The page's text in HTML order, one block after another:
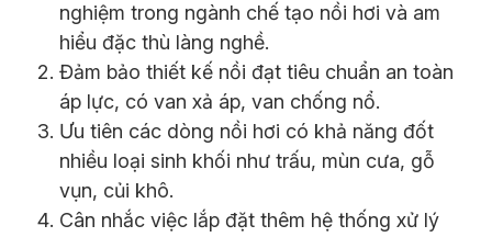
nghiệm trong ngành chế tạo nồi hơi và am
hiểu đặc thù làng nghề.
Đảm bảo thiết kế nồi đạt tiêu chuẩn an toàn
áp lực, có van xả áp, van chống nổ.
Ưu tiên các dòng nồi hơi có khả năng đốt
nhiều loại sinh khối như trấu, mùn cưa, gỗ
vụn, củi khô.
Cân nhắc việc lắp đặt thêm hệ thống xử lý